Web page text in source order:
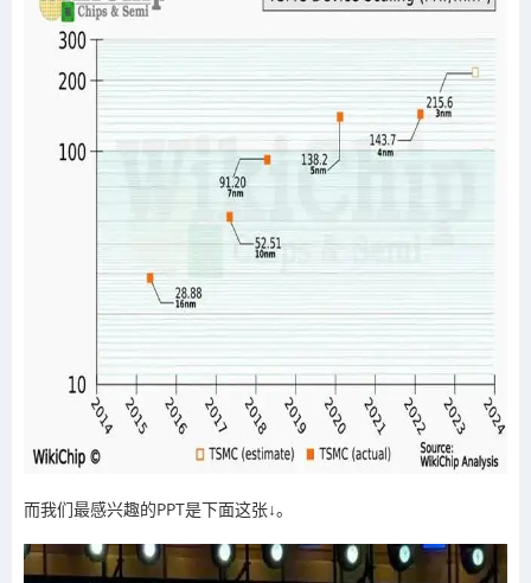
而我们最感兴趣的PPT是下面这张↓。